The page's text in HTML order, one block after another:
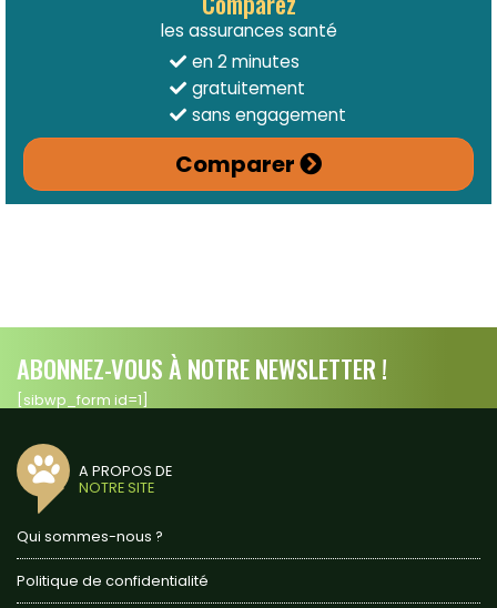
les assurances santé
en 2 minutes
gratuitement
sans engagement
Comparer
ABONNEZ-VOUS À NOTRE NEWSLETTER !
[sibwp_form id=1]
A PROPOS DE
NOTRE SITE
Qui sommes-nous ?
Politique de confidentialité